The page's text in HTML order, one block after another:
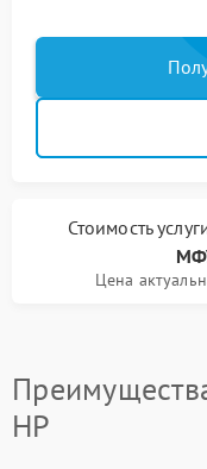
Стоимость
Цена
HP